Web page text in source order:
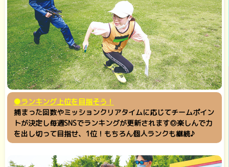
●ランキング上位を目指そう！
捕まった回数やミッションクリアタイムに応じてチームポイン
トが決定し毎週SNSでランキングが更新されます◎楽しんで力
を出し切って目指せ、1位！もちろん個人ランクも継続♪